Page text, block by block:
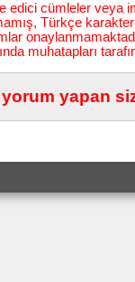
edici cümleler veya
Türkçe
muhatapları
yapan